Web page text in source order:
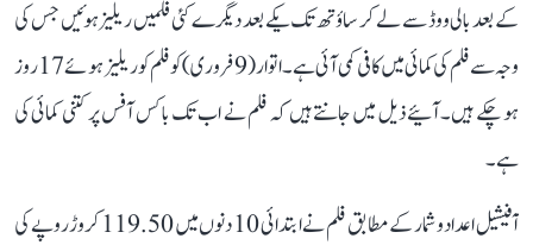
کے بعد بالی ووڈ سے لے کر ساؤتھ تک یکے بعد دیگرے کئی فلمیں ریلیز ہوئیں جس کی
وجہ سے فلم کی کمائی میں کافی کمی آئی ہے۔ اتوار (9 فروری) کو فلم کو ریلیز ہوئے 17 روز
ہو چکے ہیں۔ آئیے ذیل میں جانتے ہیں کہ فلم نے اب تک باکس آفس پر کتنی کمائی کی
ہے۔
آفیشیل اعداد و شمار کے مطابق فلم نے ابتدائی 10 دنوں میں 119.50 کروڑ روپے کی